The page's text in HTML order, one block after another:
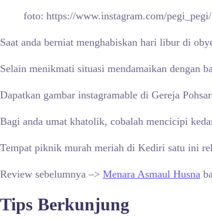
foto: https://www.instagram.com/pegi_pegi/
Saat anda berniat menghabiskan hari libur di
Selain menikmati situasi mendamaikan dengan
Dapatkan gambar instagramable di Gereja
Bagi anda umat khatolik, cobalah mencicipi
Tempat piknik murah meriah di Kediri satu ini
Review sebelumnya –> Menara Asmaul Husna
Tips Berkunjung